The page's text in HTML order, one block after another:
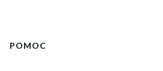
Linki w stopce
POMOC